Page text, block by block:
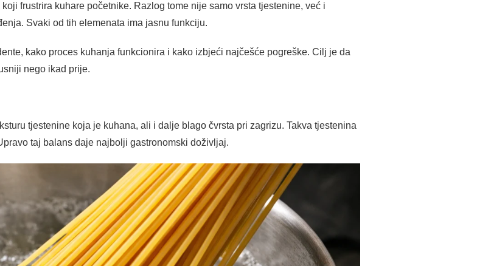
frustrira kuhare početnike. Razlog tome nije samo vrsta tjestenine, već i
Svaki od tih elemenata ima jasnu funkciju.
kako proces kuhanja funkcionira i kako izbjeći najčešće pogreške. Cilj je da
nego ikad prije.
tjestenine koja je kuhana, ali i dalje blago čvrsta pri zagrizu. Takva tjestenina
taj balans daje najbolji gastronomski doživljaj.